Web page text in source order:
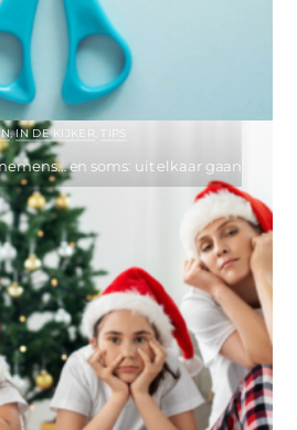
,IN DE KIJKER
en soms: uit elkaar gaan